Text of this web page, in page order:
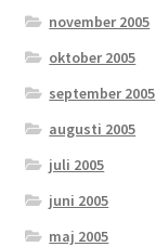
november 2005
oktober 2005
september 2005
augusti 2005
juli 2005
juni 2005
maj 2005